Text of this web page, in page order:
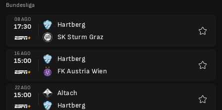
Bundesliga
08 AGO
17:30
Hartberg
SK Sturm Graz
16 AGO
15:00
Hartberg
FK Austria Wien
22 AGO
15:00
Altach
Hartberg